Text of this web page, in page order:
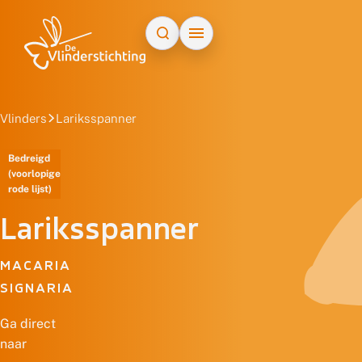
Vlinders Lariksspanner
Bedreigd
(voorlopige
rode lijst)
Lariksspanner
MACARIA
SIGNARIA
Ga direct
naar